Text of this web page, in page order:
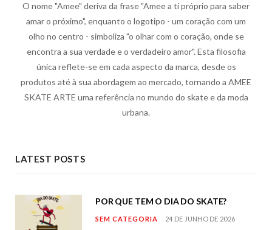
O nome "Amee" deriva da frase "Amee a ti próprio para saber
amar o próximo", enquanto o logotipo - um coração com um
olho no centro - simboliza "o olhar com o coração, onde se
encontra a sua verdade e o verdadeiro amor". Esta filosofia
única reflete-se em cada aspecto da marca, desde os
produtos até à sua abordagem ao mercado, tornando a AMEE
SKATE ARTE uma referência no mundo do skate e da moda
urbana.
LATEST POSTS
POR QUE TEM O DIA DO SKATE?
SEM CATEGORIA 24 DE JUNHO DE 2026